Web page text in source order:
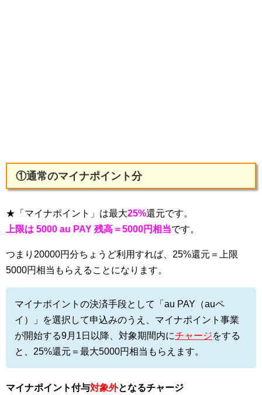
①通常のマイナポイント分
★「マイナポイント」は最大25%還元です。
上限は 5000 au PAY 残高＝5000円相当です。
つまり20000円分ちょうど利用すれば、25%還元＝上限
5000円相当もらえることになります。
マイナポイントの決済手段として「au PAY（auペ
イ）」を選択して申込みのうえ、マイナポイント事業
が開始する9月1日以降、対象期間内にチャージをする
と、25%還元＝最大5000円相当もらえます。
マイナポイント付与対象外となるチャージ